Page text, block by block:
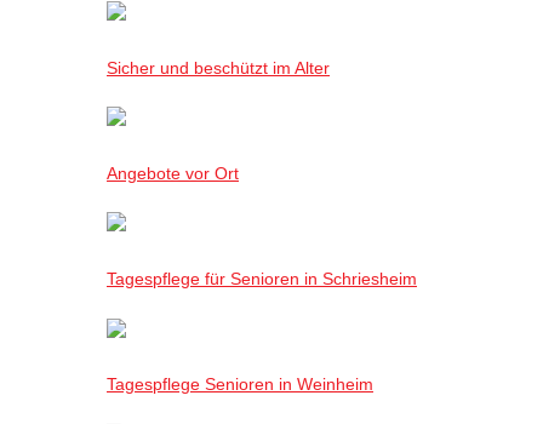
Sicher und beschützt im Alter
Angebote vor Ort
Tagespflege für Senioren in Schriesheim
Tagespflege Senioren in Weinheim